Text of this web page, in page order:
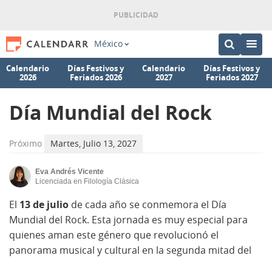
México
Calendario
2026
Días Festivos y
Feriados 2026
Calendario
2027
Días Festivos y
Feriados 2027
Día Mundial del Rock
Próximo Martes, Julio 13, 2027
Eva Andrés Vicente
Licenciada en Filología Clásica
El 13 de julio de cada año se conmemora el Día
Mundial del Rock. Esta jornada es muy especial para
quienes aman este género que revolucionó el
panorama musical y cultural en la segunda mitad del